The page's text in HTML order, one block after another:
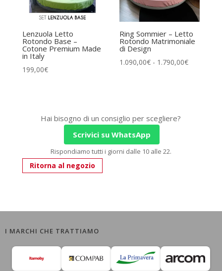
Lenzuola Letto
Rotondo Base –
Cotone Premium Made
in Italy
199,00€
Ring Sommier – Letto
Rotondo Matrimoniale
di Design
1.090,00€ - 1.790,00€Fascia
Hai bisogno di un consiglio per scegliere?
Scrivici su WhatsApp
Rispondiamo tutti i giorni dalle 10 alle 22.
Ritorna al negozio
I MARCHI CHE TRATTIAMO